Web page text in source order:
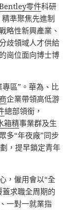
零件科研
準聚焦先進制
略性新興產業、
歧領域人才供給
崗位面向博士博
專區”。華為、比
企業帶領高低游
總部領銜，
箱精事業群及生
多“年夜廠”同步
，提早鎖定青年
，僱用會以“全
求職全周期的
一對一就業指